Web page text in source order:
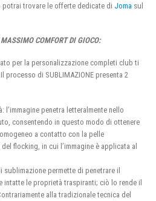
trovare le offerte dedicate di Joma sul
COMFORT DI GIOCO:
per la personalizzazione completi club ti
processo di SUBLIMAZIONE presenta 2
l’immagine penetra letteralmente nello
consentendo in questo modo di ottenere
a contatto con la pelle
flocking, in cui l’immagine è applicata al
permette di penetrare il
intatte le proprietà traspiranti; ciò lo rende il
alla tradizionale tecnica del